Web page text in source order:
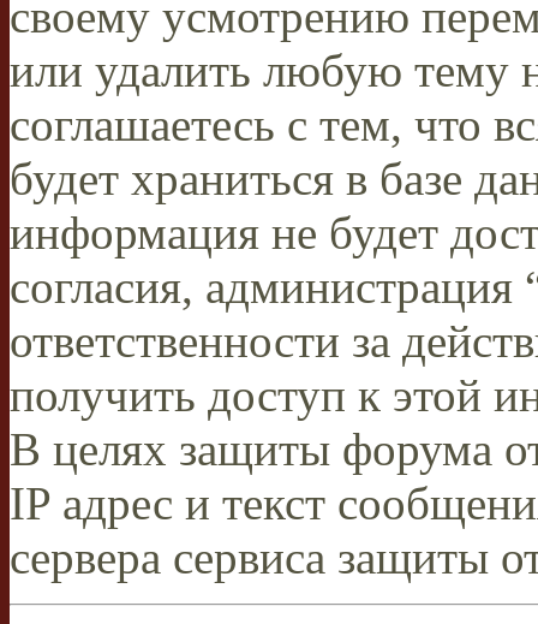
своему усмотрению
или удалить любую тему
соглашаетесь с тем, что
будет храниться в базе
информация не будет
согласия,
ответственности за
получить доступ к этой
В целях защиты форума
IP адрес и текст
сервера сервиса защиты